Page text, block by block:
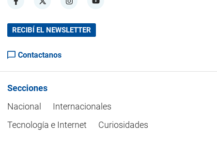
RECIBÍ EL NEWSLETTER
Contactanos
Secciones
Nacional
Internacionales
Tecnología e Internet
Curiosidades